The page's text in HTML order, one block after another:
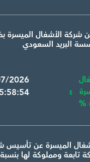
شركة الأشغال
البريد السعودي
2026
الميسرة عن تأسيس
ومملوكة لها بنسبة 100%